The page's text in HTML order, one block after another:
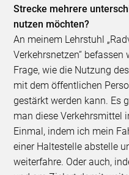
Strecke mehrere
nutzen möchten?
An meinem Lehrstuhl
Verkehrsnetzen“
Frage, wie die Nutzung
mit dem öffentlichen
gestärkt werden kann. Es
man diese Verkehrsmittel
Einmal, indem ich mein
einer Haltestelle abstelle
weiterfahre. Oder auch,